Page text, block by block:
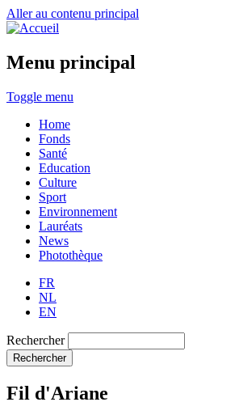
Aller au contenu principal
Menu principal
Toggle menu
Home
Fonds
Santé
Education
Culture
Sport
Environnement
Lauréats
News
Photothèque
FR
NL
EN
Rechercher
Fil d'Ariane